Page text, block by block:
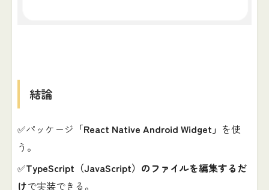
結論
✅パッケージ 「React Native Android Widget」 を使
う。
✅TypeScript（JavaScript）のファイルを編集するだ
けで実装できる。